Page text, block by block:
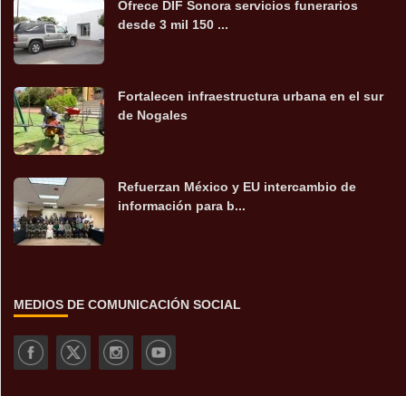
Ofrece DIF Sonora servicios funerarios
desde 3 mil 150 ...
Fortalecen infraestructura urbana en el sur
de Nogales
Refuerzan México y EU intercambio de
información para b...
MEDIOS DE COMUNICACIÓN SOCIAL